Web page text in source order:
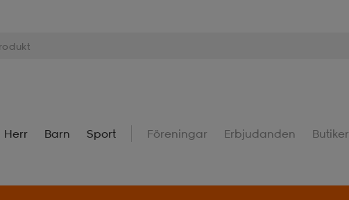
Herr Barn Sport Föreningar Erbjudanden Butiker